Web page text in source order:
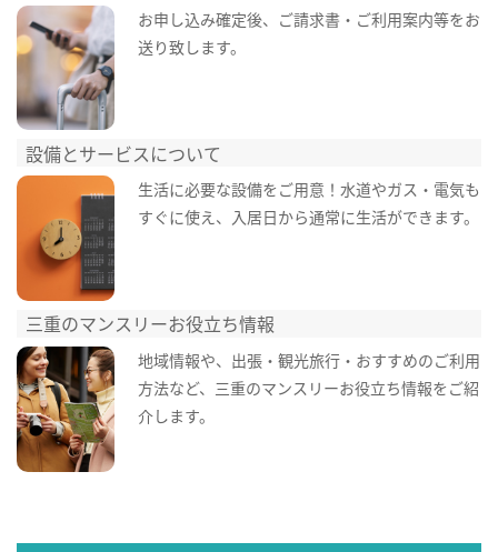
お申し込み確定後、ご請求書・ご利用案内等をお
送り致します。
設備とサービスについて
生活に必要な設備をご用意！水道やガス・電気も
すぐに使え、入居日から通常に生活ができます。
三重のマンスリーお役立ち情報
地域情報や、出張・観光旅行・おすすめのご利用
方法など、三重のマンスリーお役立ち情報をご紹
介します。